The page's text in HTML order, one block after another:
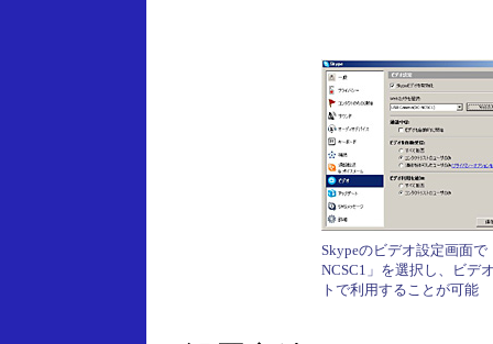
Skypeのビデオ設定画面で
NCSC1」を選択し、ビデ
トで利用することが可能